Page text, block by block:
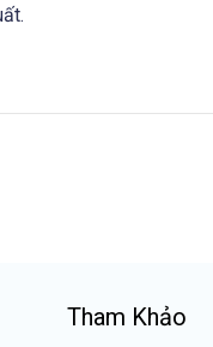
Tham Khảo